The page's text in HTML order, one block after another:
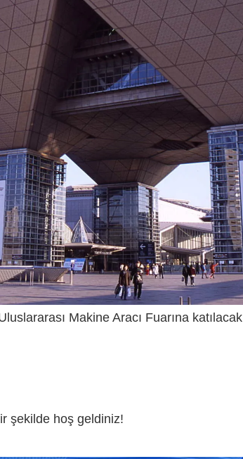
Makine Aracı Fuarına katılacak
şekilde hoş geldiniz!